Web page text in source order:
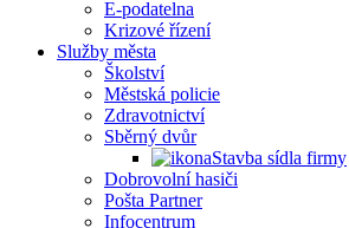
E-podatelna
Krizové řízení
Služby města
Školství
Městská policie
Zdravotnictví
Sběrný dvůr
Stavba sídla firmy
Dobrovolní hasiči
Pošta Partner
Infocentrum